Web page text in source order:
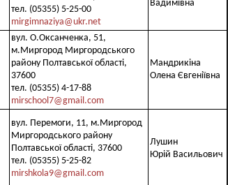
тел. (05355) 5-25-00
mirgimnaziya@ukr.net
Вадимівна
вул. О.Оксанченка, 51,
м.Миргород Миргородського
району Полтавської області,
37600
тел. (05355) 4-17-88
mirschool7@gmail.com
Мандрикіна
Олена Євгеніївна
вул. Перемоги, 11, м.Миргород
Миргородського району
Полтавської області, 37600
тел. (05355) 5-25-82
mirshkola9@gmail.com
Лушин
Юрій Васильович